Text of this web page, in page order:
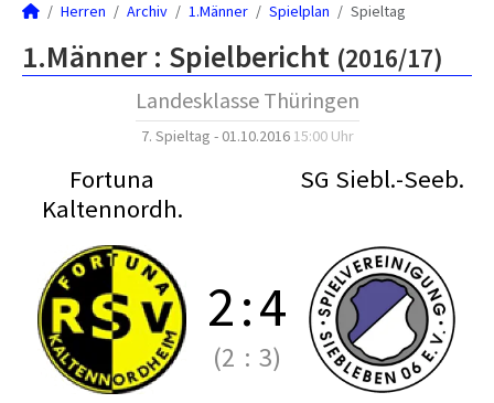
Herren Archiv 1.Männer Spielplan Spieltag
1.Männer : Spielbericht (2016/17)
Landesklasse Thüringen
7. Spieltag - 01.10.2016 15:00 Uhr
Fortuna
Kaltennordh.
SG Siebl.-Seeb.
2:4
(2 : 3)